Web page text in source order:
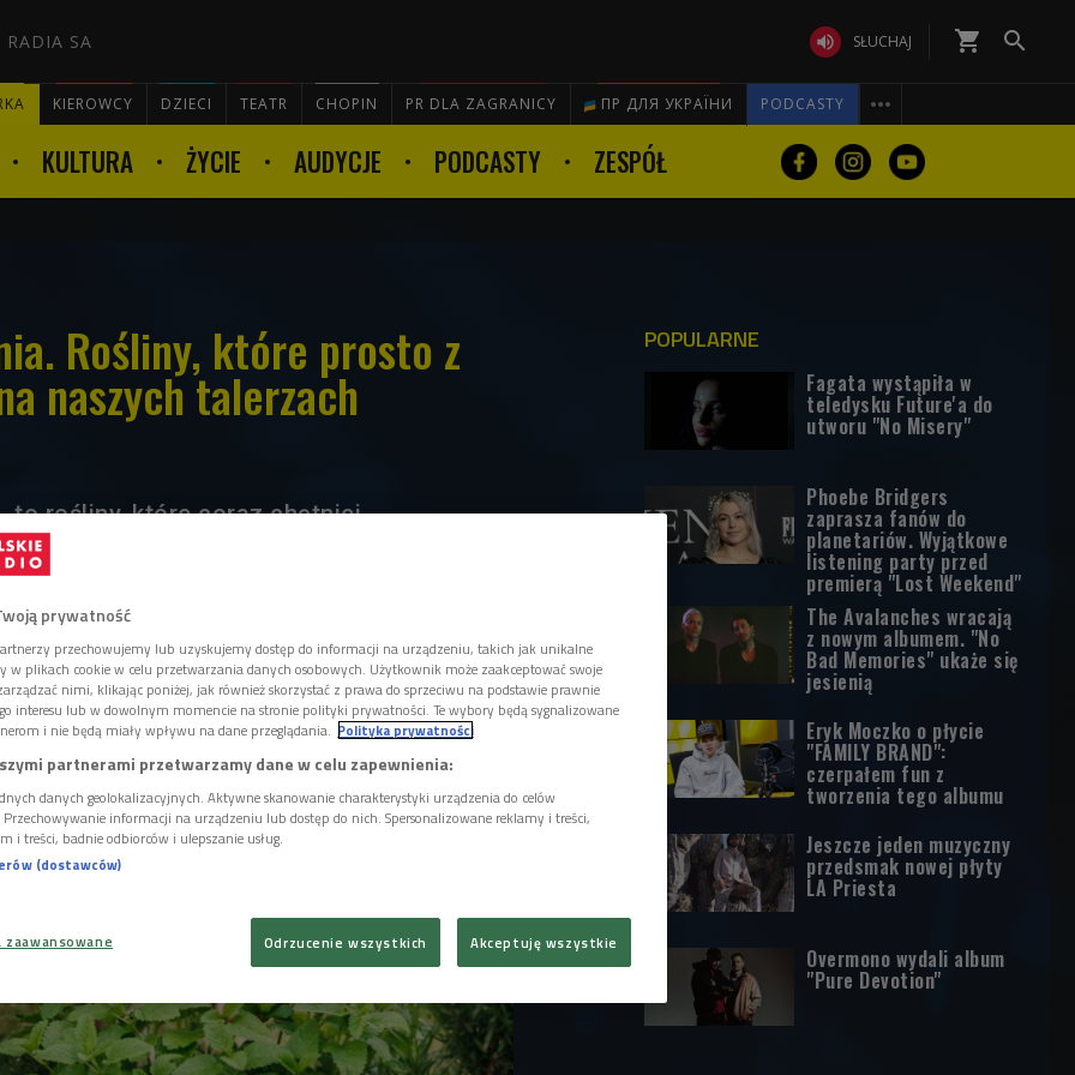
RADIA SA  SŁUCHAJ shopping_cart 
KIEROWCY DZIECI TEATR CHOPIN PR DLA ZAGRANICY ПР ДЛЯ УКРАЇНИ PODCASTY 

KULTURA ŻYCIE AUDYCJE PODCASTY ZESPÓŁ
Rośliny, które prosto z
naszych talerzach
to rośliny, które coraz chętniej
diety. - W czerwcu warto poszukiwać
żółciaka siarkowego. To żółta huba
pomylenia z niczym innym. A po obróbce
i ma konsystencję jak kurczak - wyliczała
płatki dzikiej różny, która rośnie bardzo
sobie zmiksować z cukrem i podawać do
do lemoniady.
POPULARNE
Fagata wystąpiła w
teledysku Future'a do
utworu "No Misery"
Phoebe Bridgers
zaprasza fanów do
planetariów. Wyjątkowe
listening party przed
premierą "Lost Weekend"
The Avalanches wracają
z nowym albumem. "No
Bad Memories" ukaże się
jesienią
Eryk Moczko o płycie
"FAMILY BRAND":
czerpałem fun z
tworzenia tego albumu
Jeszcze jeden muzyczny
przedsmak nowej płyty
LA Priesta
Overmono wydali album
"Pure Devotion"
prywatność
przechowujemy lub uzyskujemy dostęp do informacji na urządzeniu, takich jak unikalne
w plikach cookie w celu przetwarzania danych osobowych. Użytkownik może zaakceptować swoje
nimi, klikając poniżej, jak również skorzystać z prawa do sprzeciwu na podstawie prawnie
interesu lub w dowolnym momencie na stronie polityki prywatności. Te wybory będą sygnalizowane
i nie będą miały wpływu na dane przeglądania. Polityka prywatności
partnerami przetwarzamy dane w celu zapewnienia:
danych geolokalizacyjnych. Aktywne skanowanie charakterystyki urządzenia do celów
informacji na urządzeniu lub dostęp do nich. Spersonalizowane reklamy i treści,
i treści, badnie odbiorców i ulepszanie usług.
(dostawców)
Odrzucenie wszystkich Akceptuję wszystkie